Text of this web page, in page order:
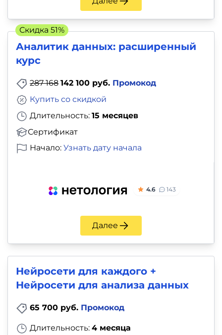
Аналитик данных: расширенный
курс
287 168 142 100 руб. Промокод
Длительность: 15 месяцев
Сертификат
Купить со скидкой
Начало: Узнать дату начала
4.6 143
Далее
Скидка 51%
Нейросети для каждого +
Нейросети для анализа данных
65 700 руб. Промокод
Длительность: 4 месяца